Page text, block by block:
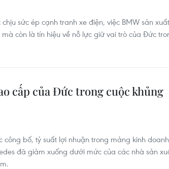
sức ép cạnh tranh xe điện, việc BMW sản
còn là tín hiệu về nỗ lực giữ vai trò của Đức
cấp của Đức trong cuộc khủng
công bố, tỷ suất lợi nhuận trong mảng kinh doanh
đã giảm xuống dưới mức của các nhà sản